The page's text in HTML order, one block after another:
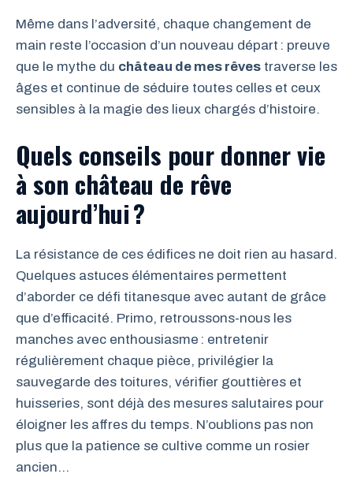
Même dans l’adversité, chaque changement de
main reste l’occasion d’un nouveau départ : preuve
que le mythe du château de mes rêves traverse les
âges et continue de séduire toutes celles et ceux
sensibles à la magie des lieux chargés d’histoire.
Quels conseils pour donner vie
à son château de rêve
aujourd’hui ?
La résistance de ces édifices ne doit rien au hasard.
Quelques astuces élémentaires permettent
d’aborder ce défi titanesque avec autant de grâce
que d’efficacité. Primo, retroussons-nous les
manches avec enthousiasme : entretenir
régulièrement chaque pièce, privilégier la
sauvegarde des toitures, vérifier gouttières et
huisseries, sont déjà des mesures salutaires pour
éloigner les affres du temps. N’oublions pas non
plus que la patience se cultive comme un rosier
ancien…